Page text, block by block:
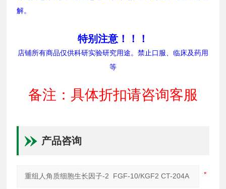
解。
特别注意！！！
店铺所有商品仅供科研实验研究用途。禁止口服、临床及药用
等
备注：具体折扣请咨询客服
产品咨询